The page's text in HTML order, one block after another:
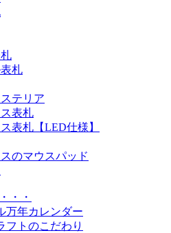
札
テリア
表札
表札【LED仕様】
のマウスパッド
・・
万年カレンダー
フトのこだわり